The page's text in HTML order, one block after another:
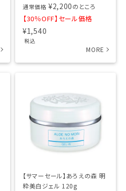
通常価格 ¥2,200のところ
【30％OFF】セール価格
¥1,540
税込
【サマーセール】あろえの森 明
粋美白ジェル 120g